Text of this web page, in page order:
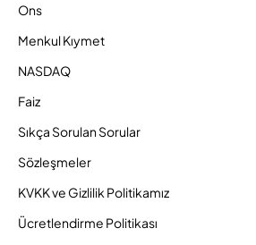
Ons
Menkul Kıymet
NASDAQ
Faiz
Sıkça Sorulan Sorular
Sözleşmeler
KVKK ve Gizlilik Politikamız
Ücretlendirme Politikası